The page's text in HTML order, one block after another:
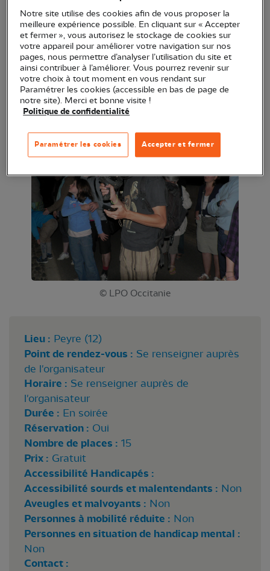
travers les âges. Vous comprendrez leur biologie,
leur cycle de vie et les menaces qui pèsent sur
elles.
A la tombée de la nuit, au bord de l’eau, si vous
vous faites discrets peut-être aurez-vous la chance
de les entendre…
© LPO Occitanie
Lieu : Peyre (12)
Point de rendez-vous : Se renseigner auprès
de l'organisateur
Horaire : Se renseigner auprès de
l'organisateur
Durée : En soirée
Réservation : Oui
Nombre de places : 15
Prix : Gratuit
Accessibilité Handicapés :
Accessibilité sourds et malentendants : Non
Aveugles et malvoyants : Non
Personnes à mobilité réduite : Non
Personnes en situation de handicap mental :
Non
Contact :
Notre site utilise des cookies afin de vous proposer la
meilleure expérience possible. En cliquant sur « Accepter
et fermer », vous autorisez le stockage de cookies sur
votre appareil pour améliorer votre navigation sur nos
pages, nous permettre d’analyser l’utilisation du site et
ainsi contribuer à l’améliorer. Vous pourrez revenir sur
votre choix à tout moment en vous rendant sur
Paramétrer les cookies (accessible en bas de page de
notre site). Merci et bonne visite !
Politique de confidentialité
Accepter et fermer
Paramétrer les cookies